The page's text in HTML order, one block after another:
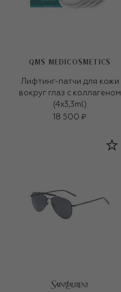
QMS MEDICOSMETICS
Лифтинг-патчи для кожи
вокруг глаз с коллагеном
(4x3,3ml)
18 500 ₽